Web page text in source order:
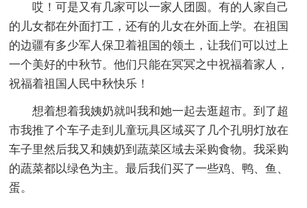
哎！可是又有几家可以一家人团圆。有的人家自己
的儿女都在外面打工，还有的儿女在外面上学。在祖国
的边疆有多少军人保卫着祖国的领土，让我们可以过上
一个美好的中秋节。他们只能在冥冥之中祝福着家人，
祝福着祖国人民中秋快乐！
想着想着我姨奶就叫我和她一起去逛超市。到了超
市我推了个车子走到儿童玩具区域买了几个孔明灯放在
车子里然后我又和姨奶到蔬菜区域去采购食物。我采购
的蔬菜都以绿色为主。最后我们买了一些鸡、鸭、鱼、
蛋。